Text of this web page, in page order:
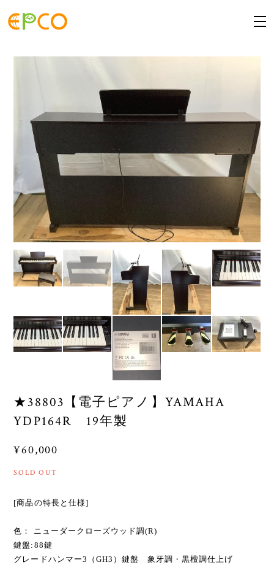
★38803【電子ピアノ】YAMAHA
YDP164R 19年製
¥60,000
SOLD OUT
[商品の特長と仕様]
色： ニューダークローズウッド調(R)
鍵盤:88鍵
グレードハンマー3（GH3）鍵盤 象牙調・黒檀調仕上げ